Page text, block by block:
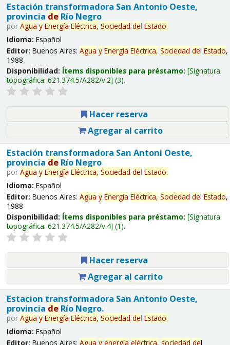
Estación transformadora San Antonio Oeste,
provincia deRío Negro
por Agua y Energía Eléctrica, Sociedad del Estado.
Idioma: Español
Editor: Buenos Aires: Agua y Energía Eléctrica, Sociedad del Estado,
1988
Disponibilidad: Ítems disponibles para préstamo: Signatura
topográfica: 621.374.5/A282/v.2 (3).
Hacer reserva
Agregar al carrito
Estación transformadora San Antoni Oeste,
provincia deRío Negro
por Agua y Energía Eléctrica, Sociedad del Estado.
Idioma: Español
Editor: Buenos Aires: Agua y Energía Eléctrica, Sociedad del Estado,
1988
Disponibilidad: Ítems disponibles para préstamo: Signatura
topográfica: 621.374.5/A282/v.4 (1).
Hacer reserva
Agregar al carrito
Estacion transformadora San Antonio Oeste,
provincia deRío Negro.
por Agua y Energía Eléctrica, Sociedad del Estado.
Idioma: Español
Editor: Buenos Aires: Agua y energía eléctrica, sociedad del